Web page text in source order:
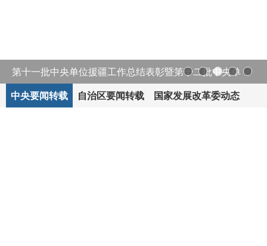
第十一批中央单位援疆工作总结表彰暨第十二批中央单
位...
中央要闻转载 自治区要闻转载 国家发展改革委动态